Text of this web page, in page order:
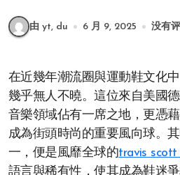
由 yt, du 6 月 9, 2025 没有
在近幾年潮流圈與運動鞋文化中，Travis Scott 的名字
幾乎無人不曉。這位來自美國
音樂領域佔有一席之地，更憑
成為街頭時尚的重要風向球。
一，便是風靡全球的travis scott
語言與稀有性，使其成為鞋迷爭